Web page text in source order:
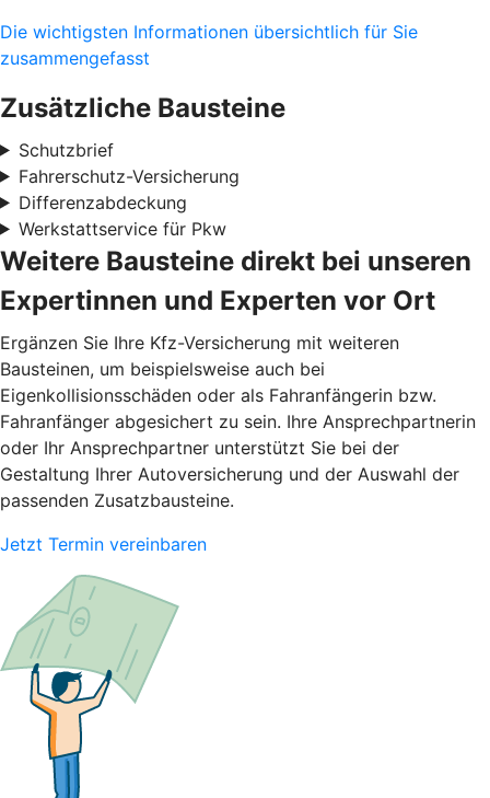
Die wichtigsten Informationen übersichtlich für Sie
zusammengefasst
Zusätzliche Bausteine
Schutzbrief
Fahrerschutz-Versicherung
Differenzabdeckung
Werkstattservice für Pkw
Weitere Bausteine direkt bei unseren
Expertinnen und Experten vor Ort
Ergänzen Sie Ihre Kfz-Versicherung mit weiteren
Bausteinen, um beispielsweise auch bei
Eigenkollisionsschäden oder als Fahranfängerin bzw.
Fahranfänger abgesichert zu sein. Ihre Ansprechpartnerin
oder Ihr Ansprechpartner unterstützt Sie bei der
Gestaltung Ihrer Autoversicherung und der Auswahl der
passenden Zusatzbausteine.
Jetzt Termin vereinbaren